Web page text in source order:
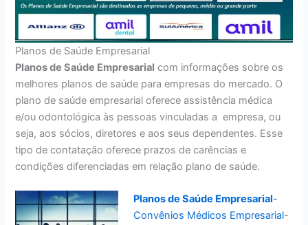
Planos de Saúde Empresarial
Planos de Saúde Empresarial com informações sobre os
melhores planos de saúde para empresas do mercado. O
plano de saúde empresarial oferece assistência médica
e/ou odontológica às pessoas vinculadas a empresa, ou
seja, aos sócios, diretores e aos seus dependentes. Esse
tipo de contatação oferece prazos de carências e
condições diferenciadas em relação plano de saúde.
Planos de Saúde Empresarial-
Convênios Médicos Empresarial-